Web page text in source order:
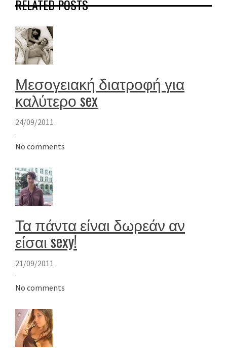
RELATED POSTS
Μεσογειακή διατροφή για
καλύτερο sex
24/09/2011
·
No comments
Τα πάντα είναι δωρεάν αν
είσαι sexy!
21/09/2011
·
No comments